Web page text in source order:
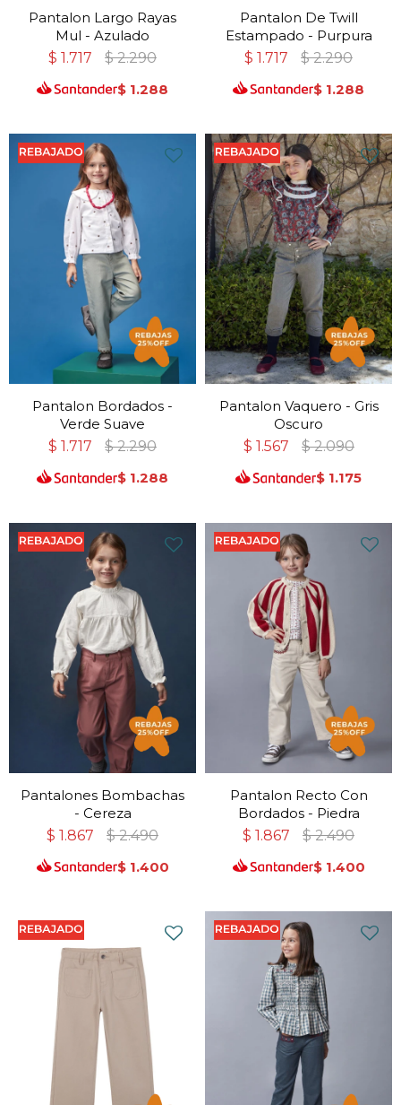
Pantalon Largo Rayas
Mul - Azulado
$ 1.717 $ 2.290
$ 1.288
Pantalon De Twill
Estampado - Purpura
$ 1.717 $ 2.290
$ 1.288
Pantalon Bordados -
Verde Suave
$ 1.717 $ 2.290
$ 1.288
Pantalon Vaquero - Gris
Oscuro
$ 1.567 $ 2.090
$ 1.175
Pantalones Bombachas
- Cereza
$ 1.867 $ 2.490
$ 1.400
Pantalon Recto Con
Bordados - Piedra
$ 1.867 $ 2.490
$ 1.400